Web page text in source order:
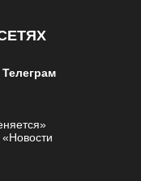
Телеграм